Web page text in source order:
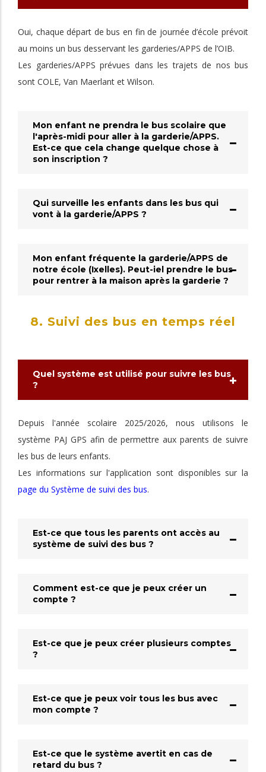
Oui, chaque départ de bus en fin de journée d’école prévoit
au moins un bus desservant les garderies/APPS de l’OIB.
Les garderies/APPS prévues dans les trajets de nos bus
sont COLE, Van Maerlant et Wilson.
Mon enfant ne prendra le bus scolaire que
l'après-midi pour aller à la garderie/APPS.
Est-ce que cela change quelque chose à
son inscription ?
Qui surveille les enfants dans les bus qui
vont à la garderie/APPS ?
Mon enfant fréquente la garderie/APPS de
notre école (Ixelles). Peut-iel prendre le bus
pour rentrer à la maison après la garderie ?
8. Suivi des bus en temps réel
Quel système est utilisé pour suivre les bus
?
Depuis l'année scolaire 2025/2026, nous utilisons le
système PAJ GPS afin de permettre aux parents de suivre
les bus de leurs enfants.
Les informations sur l'application sont disponibles sur la
page du Système de suivi des bus.
Est-ce que tous les parents ont accès au
système de suivi des bus ?
Comment est-ce que je peux créer un
compte ?
Est-ce que je peux créer plusieurs comptes
?
Est-ce que je peux voir tous les bus avec
mon compte ?
Est-ce que le système avertit en cas de
retard du bus ?